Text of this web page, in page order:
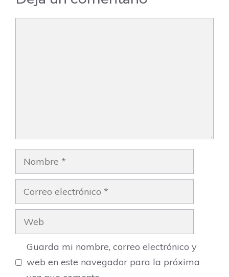
Nombre
Correo
electrónico
Web
Guarda mi nombre, correo electrónico y
web en este navegador para la próxima